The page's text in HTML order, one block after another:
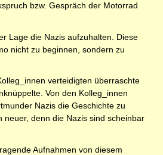
bzw. Gespräch der Motorrad
Lage die Nazis aufzuhalten. Diese
nicht zu beginnen, sondern zu
verteidigten überraschte
Von den Kolleg_innen
Nazis die Geschichte zu
denn die Nazis sind scheinbar
Aufnahmen von diesem